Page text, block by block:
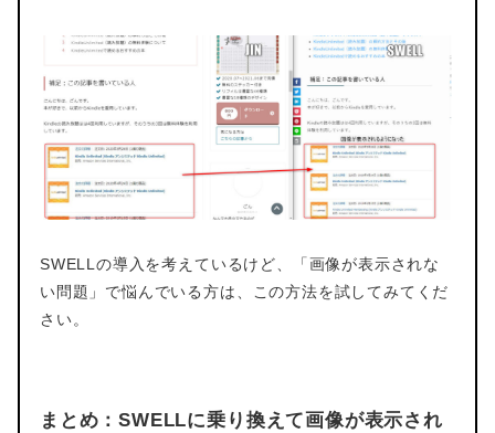
SWELLの導入を考えているけど、「画像が表示されな
い問題」で悩んでいる方は、この方法を試してみてくだ
さい。
まとめ：SWELLに乗り換えて画像が表示され